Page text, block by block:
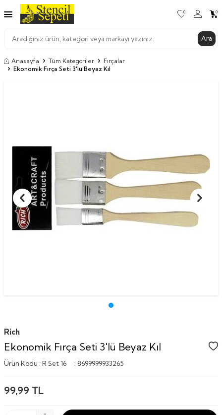
Ara
0 0
Anasayfa Tüm Kategoriler
Fırçalar
Ekonomik Fırça Seti 3'lü Beyaz Kıl
Rich
Ekonomik Fırça Seti 3'lü Beyaz Kıl
Ürün Kodu : R Set 16 : 8699999933265
99,99 TL